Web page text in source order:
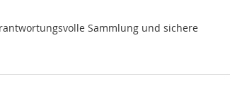
Sammlung und sichere